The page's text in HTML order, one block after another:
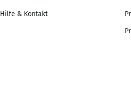
Hilfe & Kontakt